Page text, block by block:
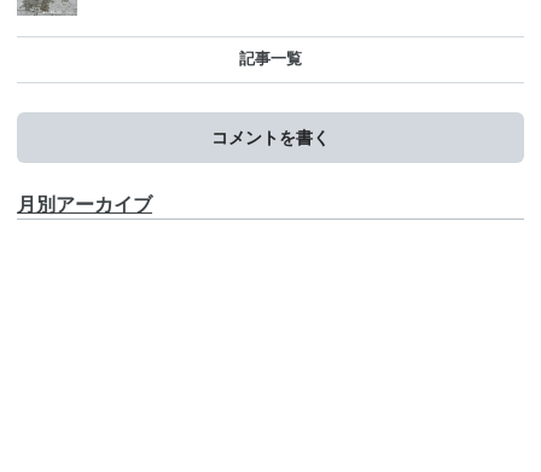
記事一覧
コメントを書く
月別アーカイブ